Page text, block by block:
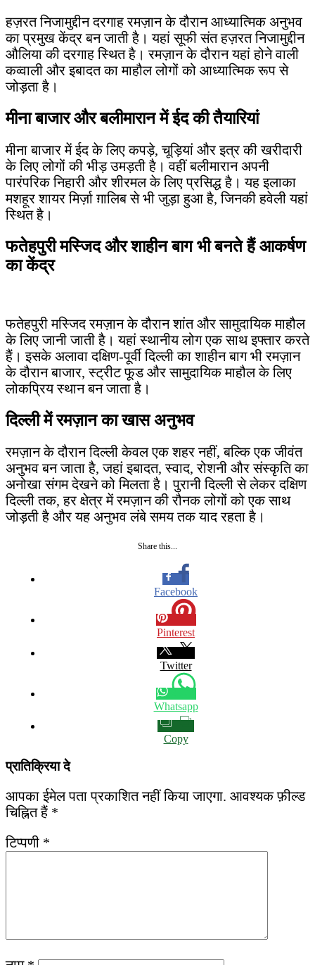
हज़रत निजामुद्दीन दरगाह रमज़ान के दौरान आध्यात्मिक अनुभव
का प्रमुख केंद्र बन जाती है। यहां सूफी संत हज़रत निजामुद्दीन
औलिया की दरगाह स्थित है। रमज़ान के दौरान यहां होने वाली
कव्वाली और इबादत का माहौल लोगों को आध्यात्मिक रूप से
जोड़ता है।
मीना बाजार और बलीमारान में ईद की तैयारियां
मीना बाजार में ईद के लिए कपड़े, चूड़ियां और इत्र की खरीदारी
के लिए लोगों की भीड़ उमड़ती है। वहीं बलीमारान अपनी
पारंपरिक निहारी और शीरमल के लिए प्रसिद्ध है। यह इलाका
मशहूर शायर मिर्ज़ा ग़ालिब से भी जुड़ा हुआ है, जिनकी हवेली यहां
स्थित है।
फतेहपुरी मस्जिद और शाहीन बाग भी बनते हैं आकर्षण
का केंद्र
फतेहपुरी मस्जिद रमज़ान के दौरान शांत और सामुदायिक माहौल
के लिए जानी जाती है। यहां स्थानीय लोग एक साथ इफ्तार करते
हैं। इसके अलावा दक्षिण-पूर्वी दिल्ली का शाहीन बाग भी रमज़ान
के दौरान बाजार, स्ट्रीट फूड और सामुदायिक माहौल के लिए
लोकप्रिय स्थान बन जाता है।
दिल्ली में रमज़ान का खास अनुभव
रमज़ान के दौरान दिल्ली केवल एक शहर नहीं, बल्कि एक जीवंत
अनुभव बन जाता है, जहां इबादत, स्वाद, रोशनी और संस्कृति का
अनोखा संगम देखने को मिलता है। पुरानी दिल्ली से लेकर दक्षिण
दिल्ली तक, हर क्षेत्र में रमज़ान की रौनक लोगों को एक साथ
जोड़ती है और यह अनुभव लंबे समय तक याद रहता है।
Share this...
Facebook
Pinterest
Twitter
Whatsapp
Copy
प्रातिक्रिया दे
आपका ईमेल पता प्रकाशित नहीं किया जाएगा. आवश्यक फ़ील्ड
चिह्नित हैं *
टिप्पणी *